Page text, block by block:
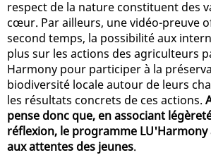
respect de la nature constituent des
cœur. Par ailleurs, une vidéo-preuve
second temps, la possibilité aux
plus sur les actions des agriculteurs
Harmony pour participer à la
biodiversité locale autour de leurs
les résultats concrets de ces actions.
pense donc que, en associant
réflexion, le programme
aux attentes des jeunes.